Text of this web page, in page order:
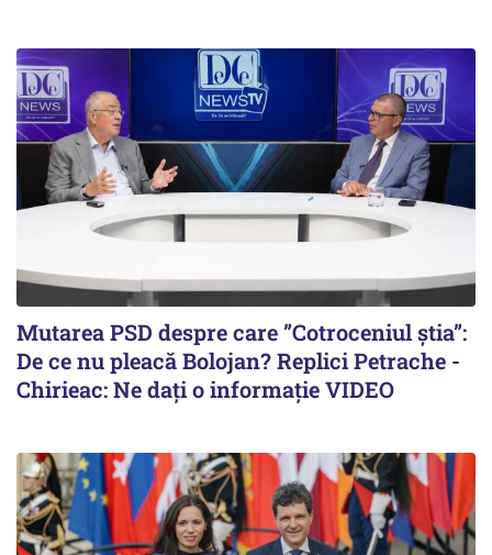
Mutarea PSD despre care ”Cotroceniul știa”:
De ce nu pleacă Bolojan? Replici Petrache -
Chirieac: Ne dați o informație VIDEO